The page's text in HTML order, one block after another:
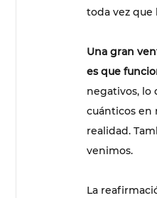
toda vez que
Una gran
es que
negativos, lo
cuánticos en
realidad.
venimos.
La